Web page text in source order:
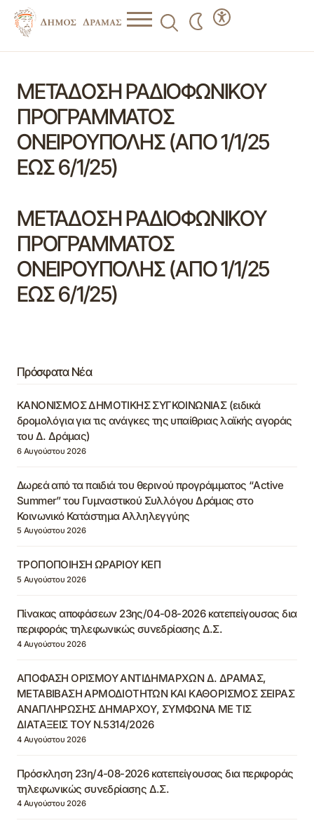
ΜΕΤΑΔΟΣΗ ΡΑΔΙΟΦΩΝΙΚΟΥ
ΠΡΟΓΡΑΜΜΑΤΟΣ
ΟΝΕΙΡΟΥΠΟΛΗΣ (ΑΠΟ 1/1/25
ΕΩΣ 6/1/25)
ΜΕΤΑΔΟΣΗ ΡΑΔΙΟΦΩΝΙΚΟΥ
ΠΡΟΓΡΑΜΜΑΤΟΣ
ΟΝΕΙΡΟΥΠΟΛΗΣ (ΑΠΟ 1/1/25
ΕΩΣ 6/1/25)
Πρόσφατα Νέα
ΚΑΝΟΝΙΣΜΟΣ ΔΗΜΟΤΙΚΗΣ ΣΥΓΚΟΙΝΩΝΙΑΣ (ειδικά
δρομολόγια για τις ανάγκες της υπαίθριας λαϊκής αγοράς
του Δ. Δράμας)
6 Αυγούστου 2026
Δωρεά από τα παιδιά του θερινού προγράμματος “Active
Summer” του Γυμναστικού Συλλόγου Δράμας στο
Κοινωνικό Κατάστημα Αλληλεγγύης
5 Αυγούστου 2026
ΤΡΟΠΟΠΟΙΗΣΗ ΩΡΑΡΙΟΥ ΚΕΠ
5 Αυγούστου 2026
Πίνακας αποφάσεων 23ης/04-08-2026 κατεπείγουσας δια
περιφοράς τηλεφωνικώς συνεδρίασης Δ.Σ.
4 Αυγούστου 2026
ΑΠΟΦΑΣΗ ΟΡΙΣΜΟΥ ΑΝΤΙΔΗΜΑΡΧΩΝ Δ. ΔΡΑΜΑΣ,
ΜΕΤΑΒΙΒΑΣΗ ΑΡΜΟΔΙΟΤΗΤΩΝ ΚΑΙ ΚΑΘΟΡΙΣΜΟΣ ΣΕΙΡΑΣ
ΑΝΑΠΛΗΡΩΣΗΣ ΔΗΜΑΡΧΟΥ, ΣΥΜΦΩΝΑ ΜΕ ΤΙΣ
ΔΙΑΤΑΞΕΙΣ ΤΟΥ Ν.5314/2026
4 Αυγούστου 2026
Πρόσκληση 23η/4-08-2026 κατεπείγουσας δια περιφοράς
τηλεφωνικώς συνεδρίασης Δ.Σ.
4 Αυγούστου 2026